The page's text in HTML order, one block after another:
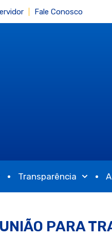
Fale Conosco
Transparência
PARA